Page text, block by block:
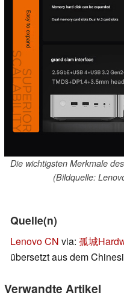
Die wichtigsten Merkmale
(Bildquelle:
Quelle(n)
Lenovo CN via: 孤城
übersetzt aus dem
Verwandte Artikel